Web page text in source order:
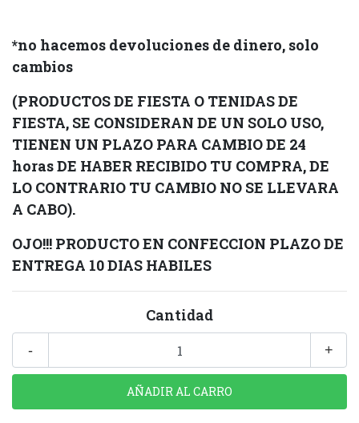
*no hacemos devoluciones de dinero, solo
cambios
(PRODUCTOS DE FIESTA O TENIDAS DE
FIESTA, SE CONSIDERAN DE UN SOLO USO,
TIENEN UN PLAZO PARA CAMBIO DE 24
horas DE HABER RECIBIDO TU COMPRA, DE
LO CONTRARIO TU CAMBIO NO SE LLEVARA
A CABO).
OJO!!! PRODUCTO EN CONFECCION PLAZO DE
ENTREGA 10 DIAS HABILES
Cantidad
+
-